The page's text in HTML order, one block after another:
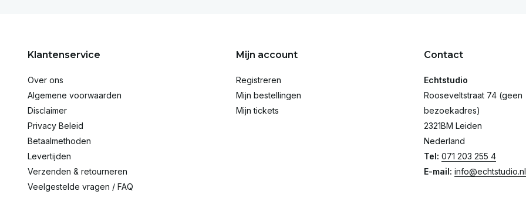
Klantenservice
Over ons
Algemene voorwaarden
Disclaimer
Privacy Beleid
Betaalmethoden
Levertijden
Verzenden & retourneren
Veelgestelde vragen / FAQ
Mijn account
Registreren
Mijn bestellingen
Mijn tickets
Contact
Echtstudio
Rooseveltstraat 74 (geen
bezoekadres)
2321BM Leiden
Nederland
Tel: 071 203 255 4
E-mail: info@echtstudio.nl